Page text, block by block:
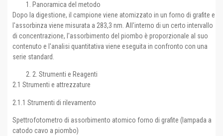
Panoramica del metodo
Dopo la digestione, il campione viene atomizzato in un forno di grafite e
l'assorbinza viene misurata a 283,3 nm. All'interno di un certo intervallo
di concentrazione, l'assorbimento del piombo è proporzionale al suo
contenuto e l'analisi quantitativa viene eseguita in confronto con una
serie standard.
2. Strumenti e Reagenti
2.1 Strumenti e attrezzature
2.1.1 Strumenti di rilevamento
Spettrofotometro di assorbimento atomico forno di grafite (lampada a
catodo cavo a piombo)